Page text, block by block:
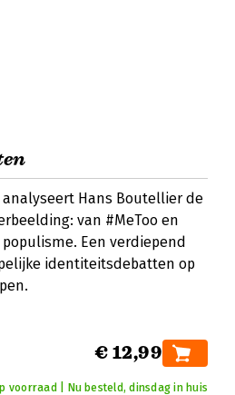
analyseert Hans Boutellier de
van #MeToo en
Een verdiepend
identiteitsdebatten op
€ 12,99
voorraad | Nu besteld, dinsdag in huis